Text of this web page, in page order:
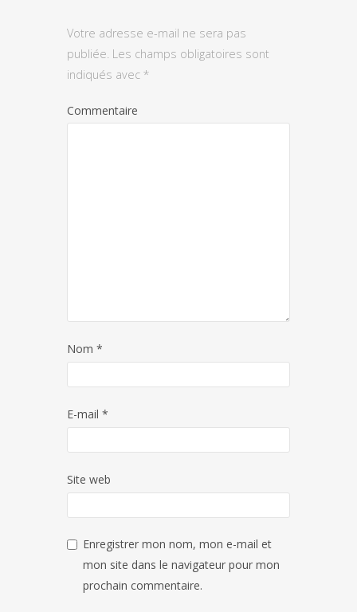
Votre adresse e-mail ne sera pas
publiée. Les champs obligatoires sont
indiqués avec *
Commentaire
Nom *
E-mail *
Site web
Enregistrer mon nom, mon e-mail et
mon site dans le navigateur pour mon
prochain commentaire.